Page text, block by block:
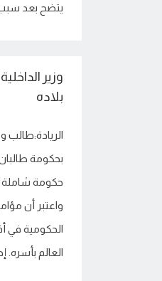
يتضح بعد سبب
وزير
بلاده
الريادة:طالب
بحکومة
حكومة شاملة
واعتبر أن
الحكومية في
العالم بأسره.